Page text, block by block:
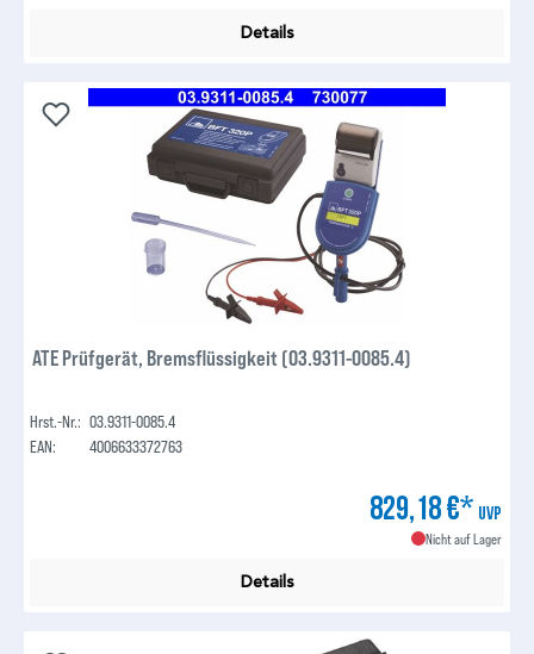
Details
ATE Prüfgerät, Bremsflüssigkeit (03.9311-0085.4)
Hrst.-Nr.: 03.9311-0085.4
EAN:
4006633372763
829,18 €* UVP
Nicht auf Lager
Details